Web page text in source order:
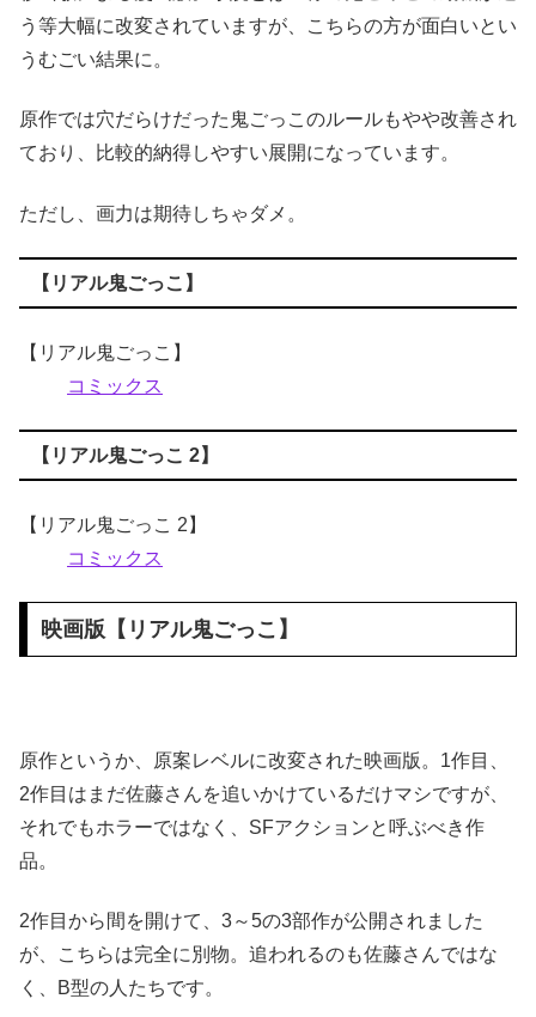
う等大幅に改変されていますが、こちらの方が面白いとい
うむごい結果に。
原作では穴だらけだった鬼ごっこのルールもやや改善され
ており、比較的納得しやすい展開になっています。
ただし、画力は期待しちゃダメ。
【リアル鬼ごっこ】
【リアル鬼ごっこ】
コミックス
【リアル鬼ごっこ 2】
【リアル鬼ごっこ 2】
コミックス
映画版【リアル鬼ごっこ】
原作というか、原案レベルに改変された映画版。1作目、
2作目はまだ佐藤さんを追いかけているだけマシですが、
それでもホラーではなく、SFアクションと呼ぶべき作
品。
2作目から間を開けて、3～5の3部作が公開されました
が、こちらは完全に別物。追われるのも佐藤さんではな
く、B型の人たちです。